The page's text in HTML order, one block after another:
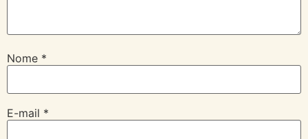
Nome *
E-mail *